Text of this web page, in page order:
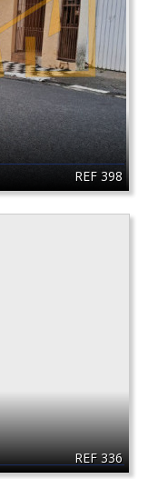
REF 398
REF 336